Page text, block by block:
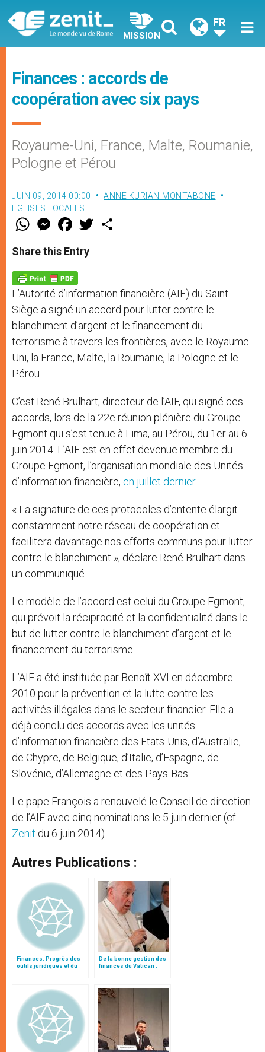
MISSION
FR
Finances : accords de
coopération avec six pays
Royaume-Uni, France, Malte, Roumanie,
Pologne et Pérou
JUIN 09, 2014 00:00
ANNE KURIAN-MONTABONE
EGLISES LOCALES
W
t
s
p
p
M
e
s
e
g
e
r
F
a
e
b
o
k
w
Share this Entry
L’Autorité d’information financière (AIF) du Saint-
Siège a signé un accord pour lutter contre le
blanchiment d’argent et le financement du
terrorisme à travers les frontières, avec le Royaume-
Uni, la France, Malte, la Roumanie, la Pologne et le
Pérou.
C’est René Brülhart, directeur de l’AIF, qui signé ces
accords, lors de la 22e réunion plénière du Groupe
Egmont qui s’est tenue à Lima, au Pérou, du 1er au 6
juin 2014. L’AIF est en effet devenue membre du
Groupe Egmont, l’organisation mondiale des Unités
d’information financière, en juillet dernier.
« La signature de ces protocoles d’entente élargit
constamment notre réseau de coopération et
facilitera davantage nos efforts communs pour lutter
contre le blanchiment », déclare René Brülhart dans
un communiqué.
Le modèle de l’accord est celui du Groupe Egmont,
qui prévoit la réciprocité et la confidentialité dans le
but de lutter contre le blanchiment d’argent et le
financement du terrorisme.
L’AIF a été instituée par Benoît XVI en décembre
2010 pour la prévention et la lutte contre les
activités illégales dans le secteur financier. Elle a
déjà conclu des accords avec les unités
d’information financière des Etats-Unis, d’Australie,
de Chypre, de Belgique, d’Italie, d’Espagne, de
Slovénie, d’Allemagne et des Pays-Bas.
Le pape François a renouvelé le Conseil de direction
de l’AIF avec cinq nominations le 5 juin dernier (cf.
Zenit du 6 juin 2014).
Autres Publications :
Finances: Progrès des
outils juridiques et du
De la bonne gestion des
finances du Vatican :